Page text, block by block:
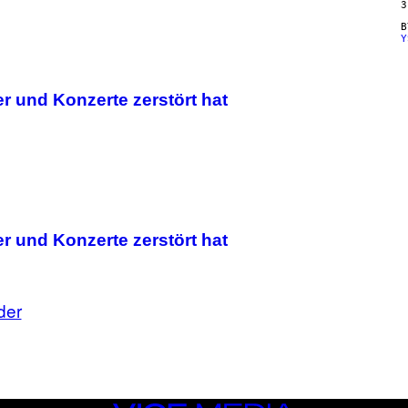
und Konzerte zerstört hat
und Konzerte zerstört hat
3